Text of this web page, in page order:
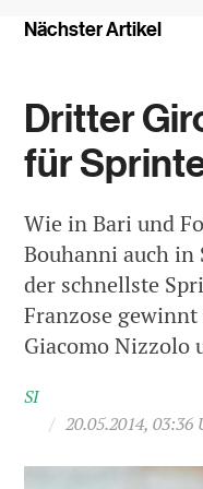
Nächster Artikel
Dritter
für
Wie in Bari und
Bouhanni auch in
der schnellste
Franzose
Giacomo Nizzolo
SI
/ 20.05.2014, 03:36